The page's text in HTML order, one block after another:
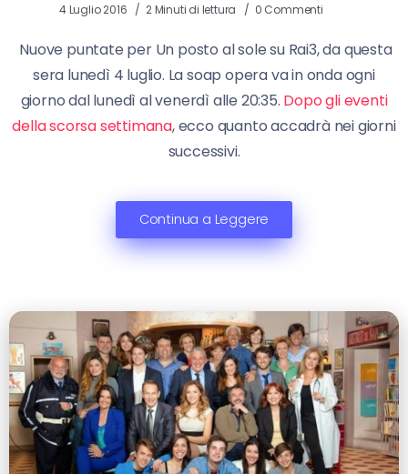
4 Luglio 2016 2 Minuti di lettura 0 Commenti
Nuove puntate per Un posto al sole su Rai3, da questa
sera lunedì 4 luglio. La soap opera va in onda ogni
giorno dal lunedì al venerdì alle 20:35. Dopo gli eventi
della scorsa settimana, ecco quanto accadrà nei giorni
successivi.
Continua a Leggere